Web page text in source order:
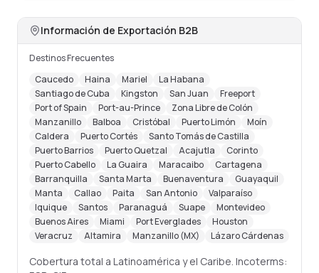
Información de Exportación B2B
Destinos Frecuentes
Caucedo
Haina Mariel
La Habana
Santiago de Cuba
Kingston San Juan
Freeport
Port of Spain
Port-au-Prince
Zona Libre de Colón
Manzanillo
Balboa Cristóbal Puerto Limón
Moín
Caldera
Puerto Cortés
Santo Tomás de Castilla
Puerto Barrios
Puerto Quetzal Acajutla
Corinto
Puerto Cabello
La Guaira Maracaibo
Cartagena
Barranquilla
Santa Marta Buenaventura
Guayaquil
Manta
Callao Paita San Antonio
Valparaíso
Iquique
Santos Paranaguá Suape
Montevideo
Buenos Aires
Miami Port Everglades
Houston
Veracruz
Altamira Manzanillo (MX) Lázaro Cárdenas
Cobertura total a Latinoamérica y el Caribe. Incoterms: